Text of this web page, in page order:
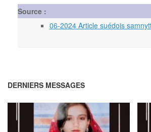
Source :
06-2024 Article suédois
DERNIERS MESSAGES